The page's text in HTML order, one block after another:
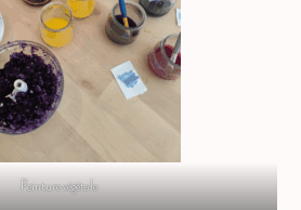
Peinture végétale